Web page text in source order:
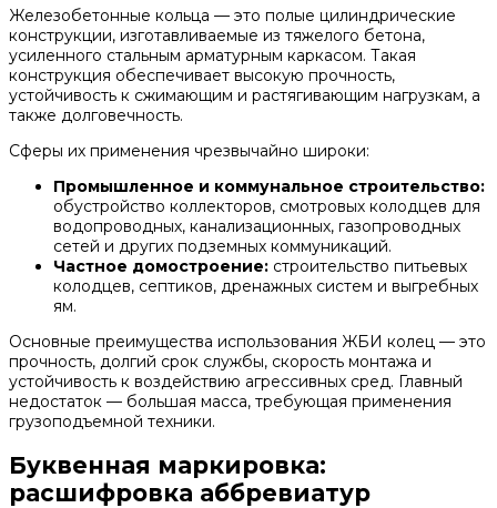
Железобетонные кольца — это полые цилиндрические
конструкции, изготавливаемые из тяжелого бетона,
усиленного стальным арматурным каркасом. Такая
конструкция обеспечивает высокую прочность,
устойчивость к сжимающим и растягивающим нагрузкам, а
также долговечность.
Сферы их применения чрезвычайно широки:
Промышленное и коммунальное строительство:
обустройство коллекторов, смотровых колодцев для
водопроводных, канализационных, газопроводных
сетей и других подземных коммуникаций.
Частное домостроение: строительство питьевых
колодцев, септиков, дренажных систем и выгребных
ям.
Основные преимущества использования ЖБИ колец — это
прочность, долгий срок службы, скорость монтажа и
устойчивость к воздействию агрессивных сред. Главный
недостаток — большая масса, требующая применения
грузоподъемной техники.
Буквенная маркировка:
расшифровка аббревиатур